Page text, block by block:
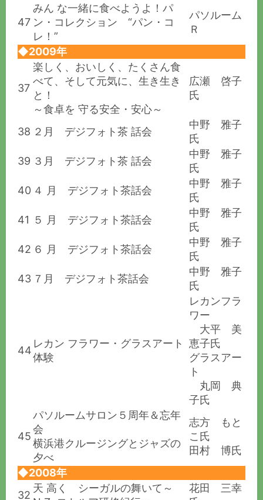
47
みん な一緒に食べようよ！パ
ン・コレクション “パン・コ
レ！”
パソルーム
Ｒ
◆2009年
37
楽しく、おいしく、たくさん食
べて、そして元気に、生き生き
と！
～食卓を 守る安全・安心～
広瀬 啓子
氏
38 ２月 デジフォト茶 話会
中野 雅子
氏
39 ３月 デジフォト茶 話会
中野 雅子
氏
40 ４ 月 デジフォト茶話会
中野 雅子
氏
41 ５ 月 デジフォト茶話会
中野 雅子
氏
42 ６ 月 デジフォト茶話会
中野 雅子
氏
43 ７月 デジフォト茶話会
中野 雅子
氏
44
レカン フラワー・グラスアート
体験
レカンフラ
ワー
大平 美
恵子氏
グラスアー
ト
丸岡 典
子氏
45
パソルームサロン５周年＆忘年
会
横浜港クルージングとジャズの
夕べ
志方 もと
こ氏
田村 博氏
◆2008年
32
天 高く シーガルの舞いて～
花田 三幸